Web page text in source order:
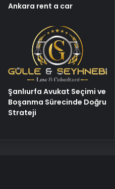
Ankara rent a car
Şanlıurfa Avukat Seçimi ve
Boşanma Sürecinde Doğru
Strateji